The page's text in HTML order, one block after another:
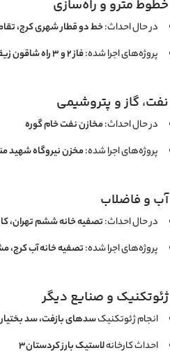
خطوط مترو و راه‌سازی
در حال احداث:خط دو قطار شهری کرج،
پروژه‌های اجرا شده:فاز ۲ و ۳ راه شاقون زیقر، مجتمع مسکونی نیروگاه نکا
نفت، گاز و پتروشیمی
در حال احداث:مخازن نفت خام گوره
پروژه‌های اجرا شده:مخزن نیروگاه شهید
آب و فاضلاب
در حال احداث:تصفیه خانه ششم تهران،
پروژه‌های اجرا شده:تصفیه خانه آب کرج،
ژئوتکنیک و صنایع دیگر
انجام ژئوتکنیکسدهای بازفت، سد بختیاری، سد سنگ
احداث کارخانهلاستیک بارز کردستان3